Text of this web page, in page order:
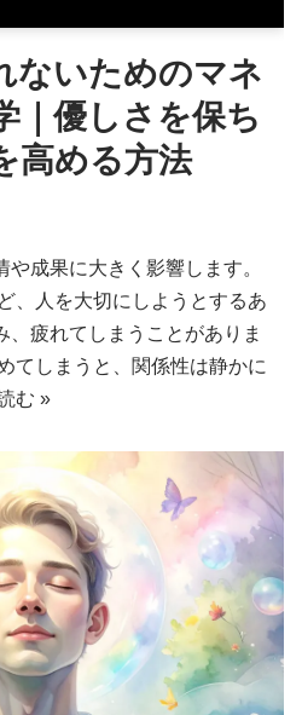
ないためのマネ
｜優しさを保ち
高める方法
成果に大きく影響します。
、人を大切にしようとするあ
、疲れてしまうことがありま
てしまうと、関係性は静かに
む »